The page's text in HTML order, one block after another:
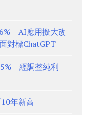
AI應用擬大改
對標ChatGPT
經調整純利
年新高